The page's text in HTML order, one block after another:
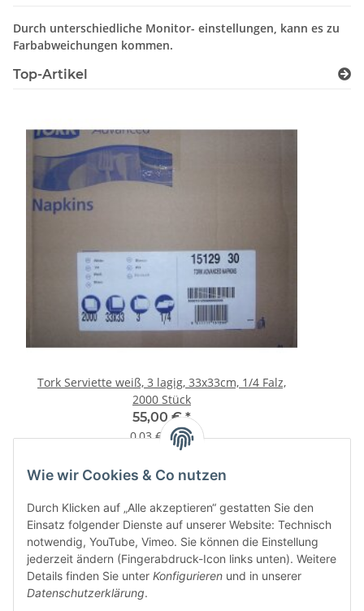
Wie wir Cookies & Co nutzen
Durch Klicken auf „Alle akzeptieren“ gestatten Sie den
Einsatz folgender Dienste auf unserer Website: Technisch
notwendig, YouTube, Vimeo. Sie können die Einstellung
jederzeit ändern (Fingerabdruck-Icon links unten). Weitere
Details finden Sie unter Konfigurieren und in unserer
Datenschutzerklärung.
Durch unterschiedliche Monitor- einstellungen, kann es zu
Farbabweichungen kommen.
Top-Artikel
Tork Serviette weiß, 3 lagig, 33x33cm, 1/4 Falz,
2000 Stück
55,00 €*
0,03 € pro 1